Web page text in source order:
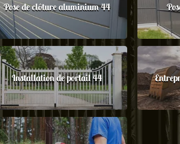
Pose de clôture aluminium 44
Installation de portail 44